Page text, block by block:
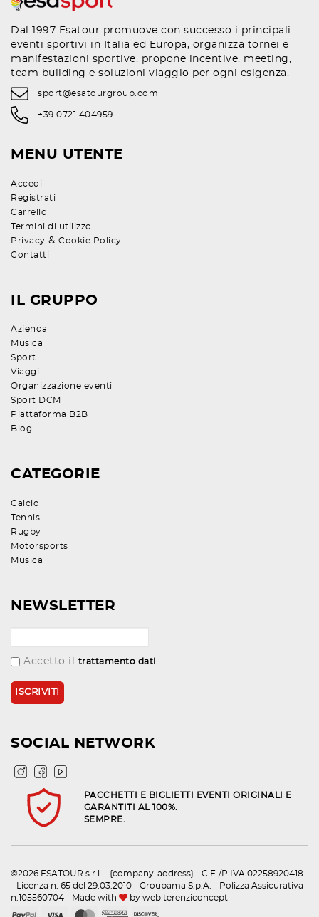
Dal 1997 Esatour promuove con successo i principali
eventi sportivi in Italia ed Europa, organizza tornei e
manifestazioni sportive, propone incentive, meeting,
team building e soluzioni viaggio per ogni esigenza.
sport@esatourgroup.com
+39 0721 404959
MENU UTENTE
Accedi
Registrati
Carrello
Termini di utilizzo
Privacy & Cookie Policy
Contatti
IL GRUPPO
Azienda
Musica
Sport
Viaggi
Organizzazione eventi
Sport DCM
Piattaforma B2B
Blog
CATEGORIE
Calcio
Tennis
Rugby
Motorsports
Musica
NEWSLETTER
Accetto il trattamento dati
SOCIAL NETWORK
PACCHETTI E BIGLIETTI EVENTI ORIGINALI E
GARANTITI AL 100%.
SEMPRE.
©2026 ESATOUR s.r.l. - {company-address} - C.F./P.IVA 02258920418
- Licenza n. 65 del 29.03.2010 - Groupama S.p.A. - Polizza Assicurativa
n.105560704 - Made with
by web terenziconcept